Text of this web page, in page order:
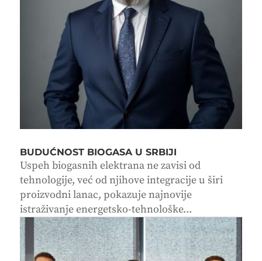
BUDUĆNOST BIOGASA U SRBIJI
Uspeh biogasnih elektrana ne zavisi od
tehnologije, već od njihove integracije u širi
proizvodni lanac, pokazuje najnovije
istraživanje energetsko-tehnološke...